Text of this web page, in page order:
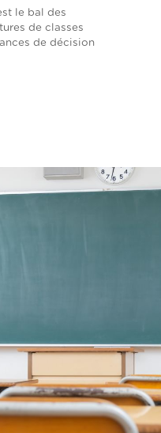
le bal des
de classes
de décision